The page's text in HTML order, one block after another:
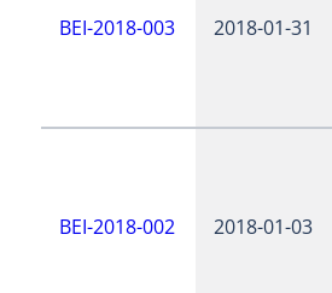
BEI-2018-003 2018-01-31
BEI-2018-002 2018-01-03